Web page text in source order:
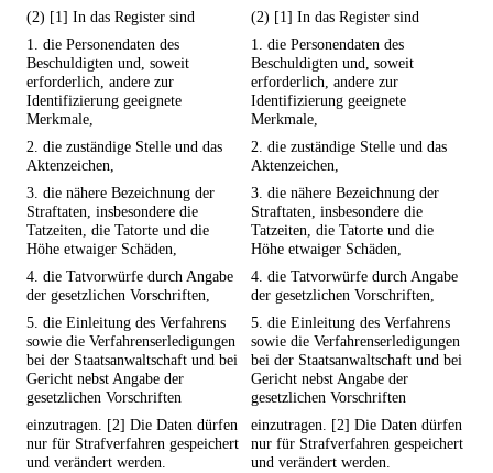
(2) [1] In das Register sind
(2) [1] In das Register sind
1. die Personendaten des
Beschuldigten und, soweit
erforderlich, andere zur
Identifizierung geeignete
Merkmale,
1. die Personendaten des
Beschuldigten und, soweit
erforderlich, andere zur
Identifizierung geeignete
Merkmale,
2. die zuständige Stelle und das
Aktenzeichen,
2. die zuständige Stelle und das
Aktenzeichen,
3. die nähere Bezeichnung der
Straftaten, insbesondere die
Tatzeiten, die Tatorte und die
Höhe etwaiger Schäden,
3. die nähere Bezeichnung der
Straftaten, insbesondere die
Tatzeiten, die Tatorte und die
Höhe etwaiger Schäden,
4. die Tatvorwürfe durch Angabe
der gesetzlichen Vorschriften,
4. die Tatvorwürfe durch Angabe
der gesetzlichen Vorschriften,
5. die Einleitung des Verfahrens
sowie die Verfahrenserledigungen
bei der Staatsanwaltschaft und bei
Gericht nebst Angabe der
gesetzlichen Vorschriften
5. die Einleitung des Verfahrens
sowie die Verfahrenserledigungen
bei der Staatsanwaltschaft und bei
Gericht nebst Angabe der
gesetzlichen Vorschriften
einzutragen. [2] Die Daten dürfen
nur für Strafverfahren gespeichert
und verändert werden.
einzutragen. [2] Die Daten dürfen
nur für Strafverfahren gespeichert
und verändert werden.